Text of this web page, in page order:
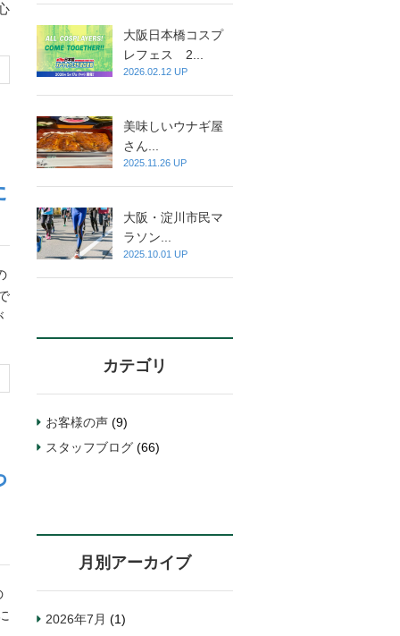
大阪日本橋コスプ
レフェス 2...
2026.02.12 UP
美味しいウナギ屋
さん...
2025.11.26 UP
大阪・淀川市民マ
ラソン...
2025.10.01 UP
カテゴリ
お客様の声 (9)
スタッフブログ (66)
月別アーカイブ
2026年7月 (1)